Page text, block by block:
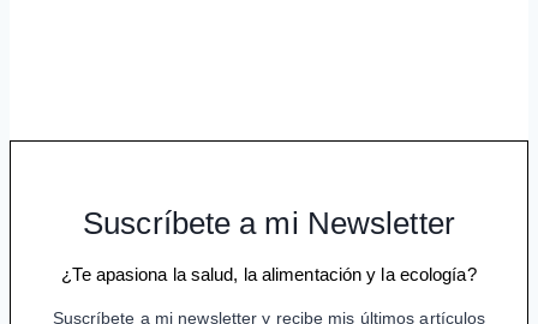
Suscríbete a mi Newsletter
¿Te apasiona la salud, la alimentación y la ecología?
Suscríbete a mi newsletter y recibe mis últimos artículos